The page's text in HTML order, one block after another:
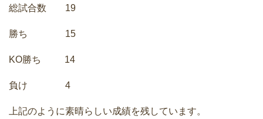
総試合数 19
勝ち 15
KO勝ち 14
負け 4
上記のように素晴らしい成績を残しています。